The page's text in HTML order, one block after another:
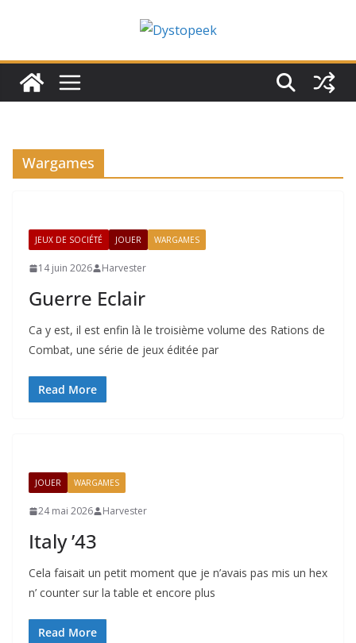
Wargames
JEUX DE SOCIÉTÉ JOUER WARGAMES
14 juin 2026 Harvester
Guerre Eclair
Ca y est, il est enfin là le troisième volume des Rations de
Combat, une série de jeux éditée par
Read More
JOUER WARGAMES
24 mai 2026 Harvester
Italy ’43
Cela faisait un petit moment que je n’avais pas mis un hex
n’ counter sur la table et encore plus
Read More